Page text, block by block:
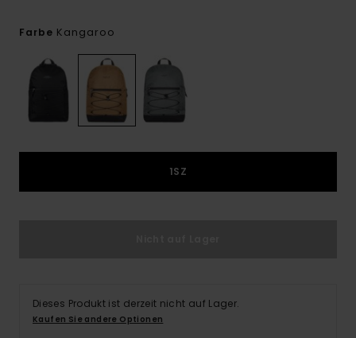
Farbe Kangaroo
1SZ
Dieses Produkt ist derzeit nicht auf Lager.
Kaufen Sie andere Optionen